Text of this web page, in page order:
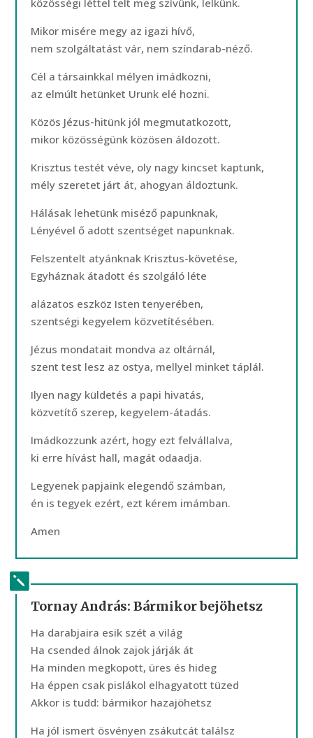
közösségi léttel telt meg szívünk, lelkünk.
Mikor misére megy az igazi hívő,
nem szolgáltatást vár, nem színdarab-néző.
Cél a társainkkal mélyen imádkozni,
az elmúlt hetünket Urunk elé hozni.
Közös Jézus-hitünk jól megmutatkozott,
mikor közösségünk közösen áldozott.
Krisztus testét véve, oly nagy kincset kaptunk,
mély szeretet járt át, ahogyan áldoztunk.
Hálásak lehetünk miséző papunknak,
Lényével ő adott szentséget napunknak.
Felszentelt atyánknak Krisztus-követése,
Egyháznak átadott és szolgáló léte
alázatos eszköz Isten tenyerében,
szentségi kegyelem közvetítésében.
Jézus mondatait mondva az oltárnál,
szent test lesz az ostya, mellyel minket táplál.
Ilyen nagy küldetés a papi hivatás,
közvetítő szerep, kegyelem-átadás.
Imádkozzunk azért, hogy ezt felvállalva,
ki erre hívást hall, magát odaadja.
Legyenek papjaink elegendő számban,
én is tegyek ezért, ezt kérem imámban.
Amen
Tornay András: Bármikor bejöhetsz
Ha darabjaira esik szét a világ
Ha csended álnok zajok járják át
Ha minden megkopott, üres és hideg
Ha éppen csak pislákol elhagyatott tüzed
Akkor is tudd: bármikor hazajöhetsz
Ha jól ismert ösvényen zsákutcát találsz